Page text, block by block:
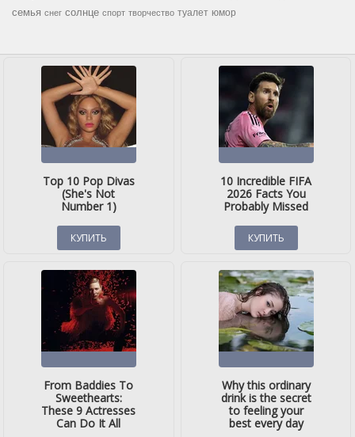
семья снег солнце спорт творчество туалет юмор